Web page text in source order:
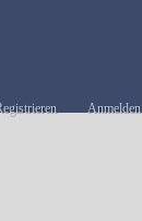
Anmelden